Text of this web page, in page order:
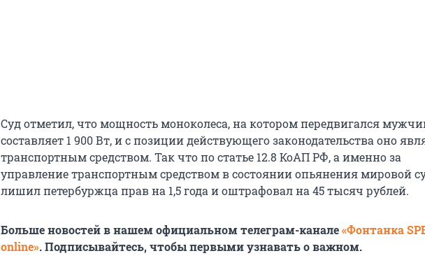
Суд отметил, что мощность моноколеса, на котором передвигался
составляет 1 900 Вт, и с позиции действующего законодательства оно
транспортным средством. Так что по статье 12.8 КоАП РФ, а именно за
управление транспортным средством в состоянии опьянения мировой
лишил петербуржца прав на 1,5 года и оштрафовал на 45 тысяч рублей.
Больше новостей в нашем официальном телеграм-канале«Фонтанка
online». Подписывайтесь, чтобы первыми узнавать о важном.